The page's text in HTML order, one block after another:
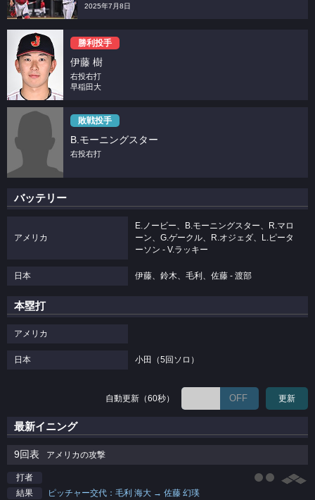
2025年7月8日
勝利投手
伊藤 樹
右投右打
早稲田大
敗戦投手
B.モーニングスター
右投右打
バッテリー
アメリカ
E.ノービー、B.モーニングスター、R.マロ
ーン、G.ゲークル、R.オジェダ、L.ピータ
ーソン - V.ラッキー
日本 伊藤、鈴木、毛利、佐藤 - 渡部
本塁打
アメリカ
日本 小田（5回ソロ）
自動更新（60秒） OFF 更新
最新イニング
9回表 アメリカの攻撃
打者
結果
ピッチャー交代：毛利 海大 → 佐藤 幻瑛